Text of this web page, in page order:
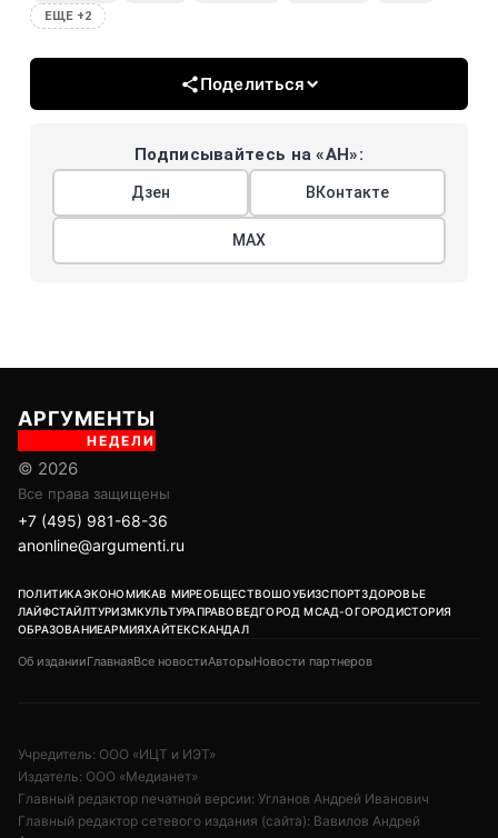
ЕЩЕ +2
Поделиться
Подписывайтесь на «АН»:
Дзен ВКонтакте
МАХ
АРГУМЕНТЫ
НЕДЕЛИ
© 2026
Все права защищены
+7 (495) 981-68-36
anonline@argumenti.ru
ПОЛИТИКАЭКОНОМИКАВ МИРЕОБЩЕСТВОШОУБИЗСПОРТЗДОРОВЬЕ
ЛАЙФСТАЙЛТУРИЗМКУЛЬТУРАПРАВОВЕДГОРОД МСАД-ОГОРОДИСТОРИЯ
ОБРАЗОВАНИЕАРМИЯХАЙТЕКСКАНДАЛ
Об изданииГлавнаяВсе новостиАвторыНовости партнеров
Учредитель: ООО «ИЦТ и ИЭТ»
Издатель: ООО «Медианет»
Главный редактор печатной версии: Угланов Андрей Иванович
Главный редактор сетевого издания (сайта): Вавилов Андрей